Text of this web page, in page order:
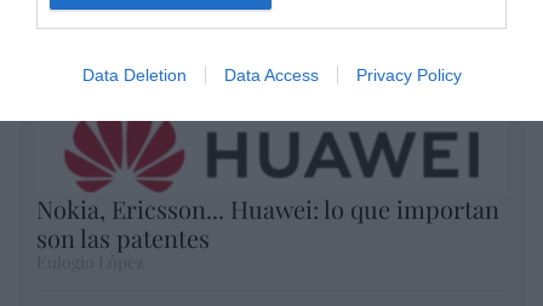
Data Deletion Data Access Privacy Policy
Nokia, Ericsson... Huawei: lo que importan
son las patentes